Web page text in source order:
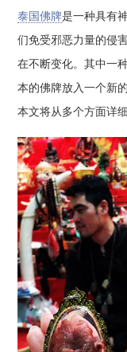
泰国佛牌是一种具有
们免受邪恶力量的侵
在不断变化。其中一
本的佛牌放入一个新
本文将从多个方面详